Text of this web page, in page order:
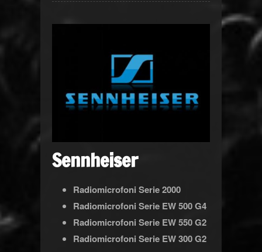
Sennheiser
Radiomicrofoni Serie 2000
Radiomicrofoni Serie EW 500 G4
Radiomicrofoni Serie EW 550 G2
Radiomicrofoni Serie EW 300 G2